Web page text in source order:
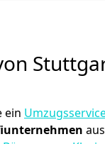
ein